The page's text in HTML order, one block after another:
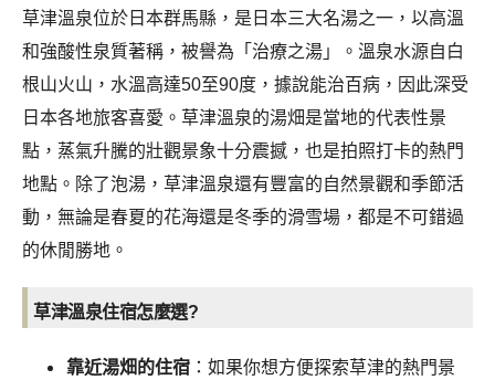
草津溫泉位於日本群馬縣，是日本三大名湯之一，以高溫
和強酸性泉質著稱，被譽為「治療之湯」。溫泉水源自白
根山火山，水溫高達50至90度，據說能治百病，因此深受
日本各地旅客喜愛。草津溫泉的湯畑是當地的代表性景
點，蒸氣升騰的壯觀景象十分震撼，也是拍照打卡的熱門
地點。除了泡湯，草津溫泉還有豐富的自然景觀和季節活
動，無論是春夏的花海還是冬季的滑雪場，都是不可錯過
的休閒勝地。
草津溫泉住宿怎麼選?
靠近湯畑的住宿 ：如果你想方便探索草津的熱門景